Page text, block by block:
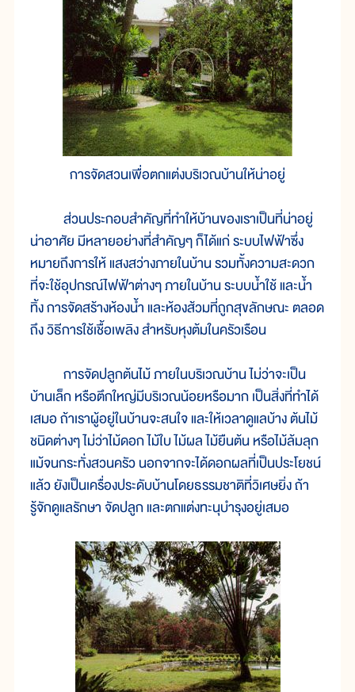
การจัดสวนเพื่อตกแต่งบริเวณบ้านให้น่าอยู่
ส่วนประกอบสำคัญที่ทำให้บ้านของเราเป็นที่น่าอยู่
น่าอาศัย มีหลายอย่างที่สำคัญๆ ก็ได้แก่ ระบบไฟฟ้าซึ่ง
หมายถึงการให้ แสงสว่างภายในบ้าน รวมทั้งความสะดวก
ที่จะใช้อุปกรณ์ไฟฟ้าต่างๆ ภายในบ้าน ระบบน้ำใช้ และน้ำ
ทิ้ง การจัดสร้างห้องน้ำ และห้องส้วมที่ถูกสุขลักษณะ ตลอด
ถึง วิธีการใช้เชื้อเพลิง สำหรับหุงต้มในครัวเรือน
การจัดปลูกต้นไม้ ภายในบริเวณบ้าน ไม่ว่าจะเป็น
บ้านเล็ก หรือตึกใหญ่มีบริเวณน้อยหรือมาก เป็นสิ่งที่ทำได้
เสมอ ถ้าเราผู้อยู่ในบ้านจะสนใจ และให้เวลาดูแลบ้าง ต้นไม้
ชนิดต่างๆ ไม่ว่าไม้ดอก ไม้ใบ ไม้ผล ไม้ยืนต้น หรือไม้ล้มลุก
แม้จนกระทั่งสวนครัว นอกจากจะได้ดอกผลที่เป็นประโยชน์
แล้ว ยังเป็นเครื่องประดับบ้านโดยธรรมชาติที่วิเศษยิ่ง ถ้า
รู้จักดูแลรักษา จัดปลูก และตกแต่งทะนุบำรุงอยู่เสมอ